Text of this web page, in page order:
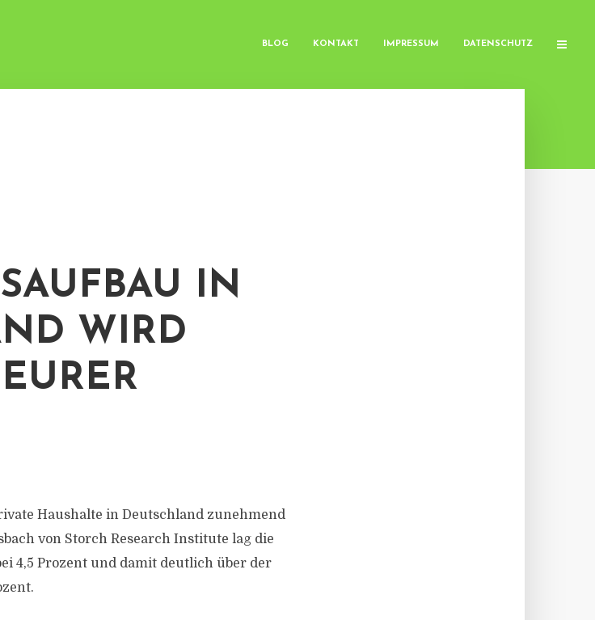
BLOG KONTAKT IMPRESSUM DATENSCHUTZ
IN
WIRD
Haushalte in Deutschland zunehmend
von Storch Research Institute lag die
4,5 Prozent und damit deutlich über der